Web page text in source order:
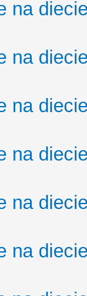
na
na
na
na
na
na